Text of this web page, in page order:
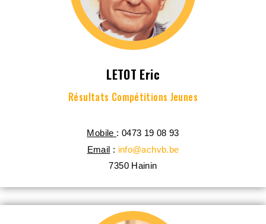
LETOT Eric
Résultats Compétitions Jeunes
Mobile : 0473 19 08 93
Email : info@achvb.be
7350 Hainin